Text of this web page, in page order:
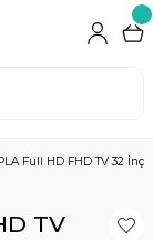
Full HD FHD TV 32 İnç
TV